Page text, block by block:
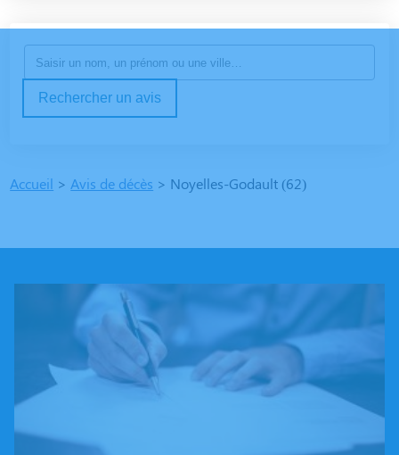
Rechercher un avis
Accueil > Avis de décès > Noyelles-Godault (62)